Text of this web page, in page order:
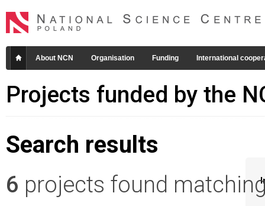
About NCN Organisation Funding International
Projects funded by the
Search results
6 projects found